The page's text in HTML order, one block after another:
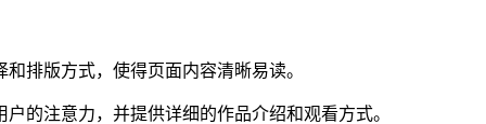
排版方式，使得页面内容清晰易读。
的注意力，并提供详细的作品介绍和观看方式。